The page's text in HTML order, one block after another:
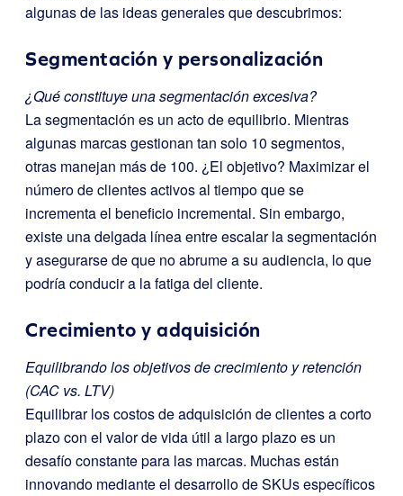
algunas de las ideas generales que descubrimos:
Segmentación y personalización
¿Qué constituye una segmentación excesiva?
La segmentación es un acto de equilibrio. Mientras
algunas marcas gestionan tan solo 10 segmentos,
otras manejan más de 100. ¿El objetivo? Maximizar el
número de clientes activos al tiempo que se
incrementa el beneficio incremental. Sin embargo,
existe una delgada línea entre escalar la segmentación
y asegurarse de que no abrume a su audiencia, lo que
podría conducir a la fatiga del cliente.
Crecimiento y adquisición
Equilibrando los objetivos de crecimiento y retención
(CAC vs. LTV)
Equilibrar los costos de adquisición de clientes a corto
plazo con el valor de vida útil a largo plazo es un
desafío constante para las marcas. Muchas están
innovando mediante el desarrollo de SKUs específicos